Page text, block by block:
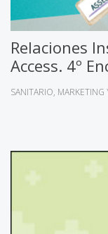
Relaciones
Access. 4º
SANITARIO